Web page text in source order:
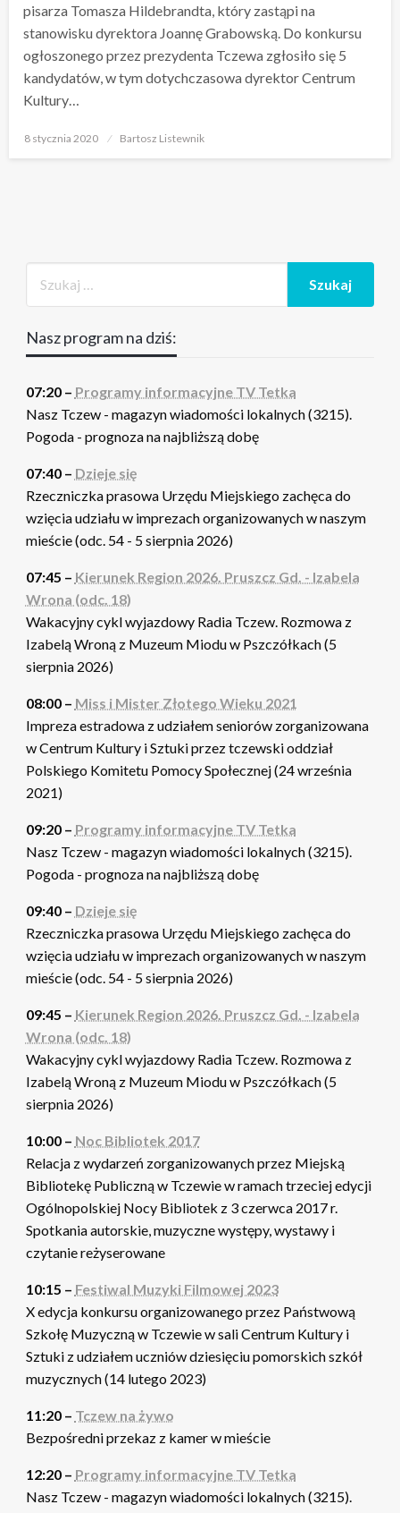
pisarza Tomasza Hildebrandta, który zastąpi na
stanowisku dyrektora Joannę Grabowską. Do konkursu
ogłoszonego przez prezydenta Tczewa zgłosiło się 5
kandydatów, w tym dotychczasowa dyrektor Centrum
Kultury…
Opublikowane
8 stycznia 2020 Bartosz Listewnik
Nasz program na dziś:
07:20 – Programy informacyjne TV Tetka
Nasz Tczew - magazyn wiadomości lokalnych (3215).
Pogoda - prognoza na najbliższą dobę
07:40 – Dzieje się
Rzeczniczka prasowa Urzędu Miejskiego zachęca do
wzięcia udziału w imprezach organizowanych w naszym
mieście (odc. 54 - 5 sierpnia 2026)
07:45 – Kierunek Region 2026. Pruszcz Gd. - Izabela
Wrona (odc. 18)
Wakacyjny cykl wyjazdowy Radia Tczew. Rozmowa z
Izabelą Wroną z Muzeum Miodu w Pszczółkach (5
sierpnia 2026)
08:00 – Miss i Mister Złotego Wieku 2021
Impreza estradowa z udziałem seniorów zorganizowana
w Centrum Kultury i Sztuki przez tczewski oddział
Polskiego Komitetu Pomocy Społecznej (24 września
2021)
09:20 – Programy informacyjne TV Tetka
Nasz Tczew - magazyn wiadomości lokalnych (3215).
Pogoda - prognoza na najbliższą dobę
09:40 – Dzieje się
Rzeczniczka prasowa Urzędu Miejskiego zachęca do
wzięcia udziału w imprezach organizowanych w naszym
mieście (odc. 54 - 5 sierpnia 2026)
09:45 – Kierunek Region 2026. Pruszcz Gd. - Izabela
Wrona (odc. 18)
Wakacyjny cykl wyjazdowy Radia Tczew. Rozmowa z
Izabelą Wroną z Muzeum Miodu w Pszczółkach (5
sierpnia 2026)
10:00 – Noc Bibliotek 2017
Relacja z wydarzeń zorganizowanych przez Miejską
Bibliotekę Publiczną w Tczewie w ramach trzeciej edycji
Ogólnopolskiej Nocy Bibliotek z 3 czerwca 2017 r.
Spotkania autorskie, muzyczne występy, wystawy i
czytanie reżyserowane
10:15 – Festiwal Muzyki Filmowej 2023
X edycja konkursu organizowanego przez Państwową
Szkołę Muzyczną w Tczewie w sali Centrum Kultury i
Sztuki z udziałem uczniów dziesięciu pomorskich szkół
muzycznych (14 lutego 2023)
11:20 – Tczew na żywo
Bezpośredni przekaz z kamer w mieście
12:20 – Programy informacyjne TV Tetka
Nasz Tczew - magazyn wiadomości lokalnych (3215).